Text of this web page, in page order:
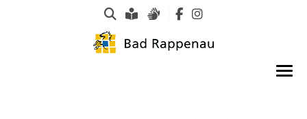
Suche
Leichte Sprache
Gebärdensprachen